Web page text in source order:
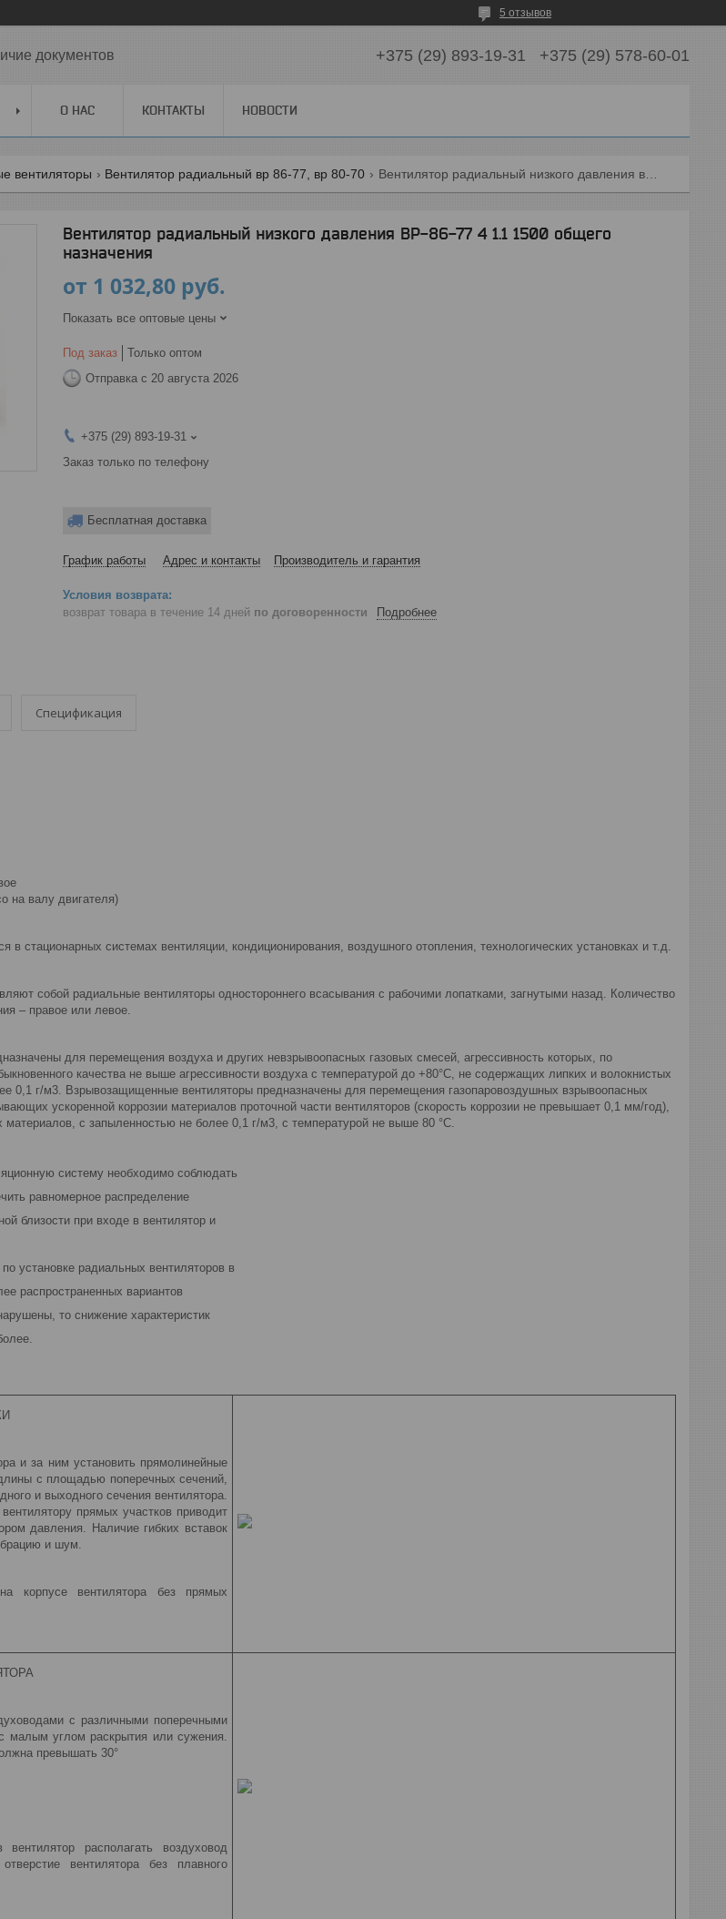
5 отзывов
документов +375 (29) 893-19-31 +375 (29) 578-60-01
О НАС КОНТАКТЫ НОВОСТИ
вентиляторы Вентилятор радиальный вр 86-77, вр 80-70 Вентилятор радиальный низкого давления вр-86-77 4 1.1 1500 общего назначения
Вентилятор радиальный низкого давления ВР-86-77 4 1.1 1500 общего
назначения
от 1 032,80 руб.
Показать все оптовые цены
Под заказ
Только оптом
Отправка с 20 августа 2026
+375 (29) 893-19-31
Заказ только по телефону
Бесплатная доставка
График работы Адрес и контакты Производитель и гарантия
возврат товара в течение 14 дней по договоренности Подробнее
Спецификация
на валу двигателя)
в стационарных системах вентиляции, кондиционирования, воздушного отопления, технологических установках и т.д.
собой радиальные вентиляторы одностороннего всасывания с рабочими лопатками, загнутыми назад. Количество
– правое или левое.
для перемещения воздуха и других невзрывоопасных газовых смесей, агрессивность которых, по
качества не выше агрессивности воздуха с температурой до +80°С, не содержащих липких и волокнистых
0,1 г/м3. Взрывозащищенные вентиляторы предназначены для перемещения газопаровоздушных взрывоопасных
ускоренной коррозии материалов проточной части вентиляторов (скорость коррозии не превышает 0,1 мм/год),
с запыленностью не более 0,1 г/м3, с температурой не выше 80 °С.
систему необходимо соблюдать
равномерное распределение
близости при входе в вентилятор и
установке радиальных вентиляторов в
распространенных вариантов
то снижение характеристик
и за ним установить прямоли­нейные
с площадью поперечных сечений,
и выходного сечения вентилятора.
прямых участков приводит
давления. Наличие гибких вставок
и шум.
корпусе вентилятора без прямых
с различными поперечными
малым углом раскрытия или сужения.
превышать 30°
располагать воздуховод
вентилятора без плавного